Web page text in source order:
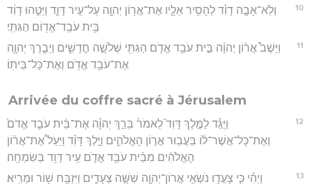
10
וְלֹֽא־אָבָ֣ה דָוִ֗ד לְהָסִ֥יר אֵלָ֛יו אֶת־אֲר֥וֹן יְהוָ֖ה עַל־עִ֣יר דָּוִ֑ד וַיַּטֵּ֣הוּ דָוִ֔ד
בֵּ֥ית עֹבֵֽד־אֱד֖וֹם הַגִּתִּֽי׃
11
וַיֵּשֶׁב֩ אֲר֨וֹן יְהוָ֜ה בֵּ֣ית עֹבֵ֥ד אֱדֹ֛ם הַגִּתִּ֖י שְׁלֹשָׁ֣ה חֳדָשִׁ֑ים וַיְבָ֧רֶךְ יְהוָ֛ה
אֶת־עֹבֵ֥ד אֱדֹ֖ם וְאֶת־כָּל־בֵּיתֽוֹ׃
Arrivée du coffre sacré à Jérusalem
12
וַיֻּגַּ֗ד לַמֶּ֣לֶךְ דָּוִד֮ לֵאמֹר֒ בֵּרַ֣ךְ יְהוָ֗ה אֶת־בֵּ֨ית עֹבֵ֤ד אֱדֹם֙
וְאֶת־כָּל־אֲשֶׁר־ל֔וֹ בַּעֲב֖וּר אֲר֣וֹן הָאֱלֹהִ֑ים וַיֵּ֣לֶךְ דָּוִ֗ד וַיַּעַל֩ אֶת־אֲר֨וֹן
הָאֱלֹהִ֜ים מִבֵּ֨ית עֹבֵ֥ד אֱדֹ֛ם עִ֥יר דָּוִ֖ד בְּשִׂמְחָֽה׃
13 וַיְהִ֗י כִּ֧י צָעֲד֛וּ נֹשְׂאֵ֥י אֲרוֹן־יְהוָ֖ה שִׁשָּׁ֣ה צְעָדִ֑ים וַיִּזְבַּ֥ח שׁ֖וֹר וּמְרִֽיא׃